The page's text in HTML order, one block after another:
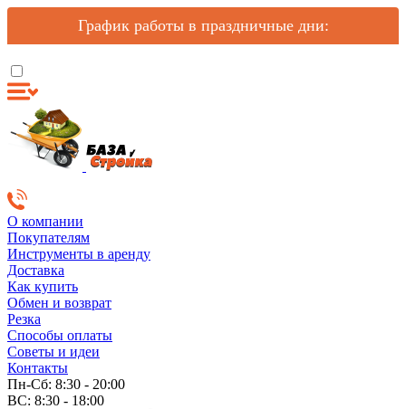
График работы в праздничные дни:
О компании
Покупателям
Инструменты в аренду
Доставка
Как купить
Обмен и возврат
Резка
Способы оплаты
Советы и идеи
Контакты
Пн-Сб: 8:30 - 20:00
ВС: 8:30 - 18:00